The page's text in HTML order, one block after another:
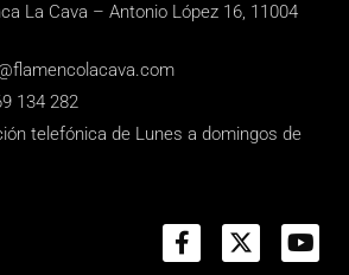
La Cava – Antonio López 16, 11004
134 282
telefónica de Lunes a domingos de